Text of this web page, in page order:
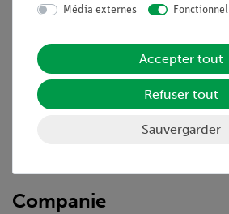
Mentions légales
Service
Aperçu du service
Téléchargements
Contacte service client
Companie
Média externes Fonctionnel
Accepter tout
Refuser tout
Sauvergarder